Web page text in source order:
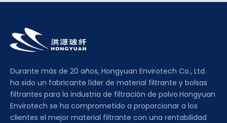
Durante más de 20 años, Hongyuan Envirotech Co., Ltd.
ha sido un fabricante líder de material filtrante y bolsas
filtrantes para la industria de filtración de polvo.Hongyuan
Envirotech se ha comprometido a proporcionar a los
clientes el mejor material filtrante con una rentabilidad